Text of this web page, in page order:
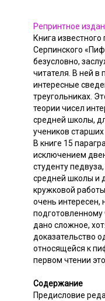
Репринтное
Книга
Серпинского
безусловно,
читателя. В ней
интересные
треугольниках.
теории чисел
средней школы,
учеников
В книге 15
исключением
студенту
средней школы и
кружковой
очень интересен,
дано сложное,
доказательство
относящейся к
первом чтении
Содержание
Предисловие